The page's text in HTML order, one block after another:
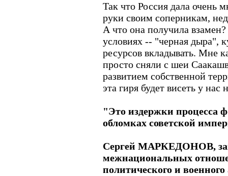
Так что Россия дала очень
руки своим соперникам,
А что она получила
условиях -- "черная дыра",
ресурсов вкладывать. Мне
просто сняли с шеи
развитием собственной
эта гиря будет висеть у нас
"Это издержки процесса
обломках советской
Сергей МАРКЕДОНОВ,
межнациональных
политического и